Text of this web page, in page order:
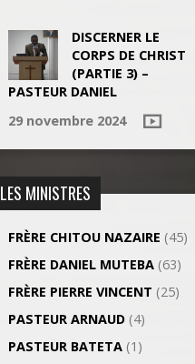
DISCERNER LE
CORPS DE CHRIST
(PARTIE 3) –
PASTEUR DANIEL
29 novembre 2024
LES MINISTRES
FRÈRE CHITOU NAZAIRE (45)
FRÈRE DANIEL MUTEBA (63)
FRÈRE PIERRE VINCENT (25)
PASTEUR ARNAUD (4)
PASTEUR BATETA (1)